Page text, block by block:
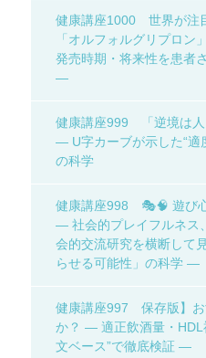
健康講座1000 世界が注
「オルフォルグリプロン
発売時期・将来性を患者
―
健康講座999 「逆境は人
― U字カーブが示した“適
の科学
健康講座998 🎭🧠 遊び
― 社会的プレイフルネス
会的交流研究を横断して
らせる可能性」の科学 ―
健康講座997 保存版】お
か？ ― 適正飲酒量・HDL
文ベース”で徹底検証 ―